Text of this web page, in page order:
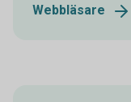
Webbläsare